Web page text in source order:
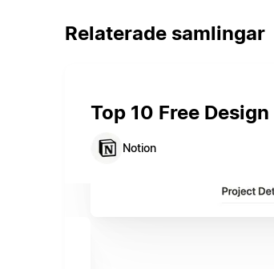
Relaterade samlingar
Top 10 Free
Notion